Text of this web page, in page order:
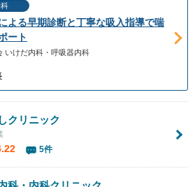
よる早期診断と丁寧な吸入指導で喘
ート
いけだ内科・呼吸器内科
クリニック
5件